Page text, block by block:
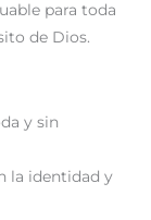
para toda
de Dios.
y sin
la identidad y